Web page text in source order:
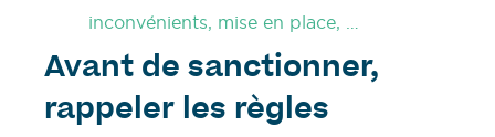
inconvénients, mise en place, …
Avant de sanctionner,
rappeler les règles